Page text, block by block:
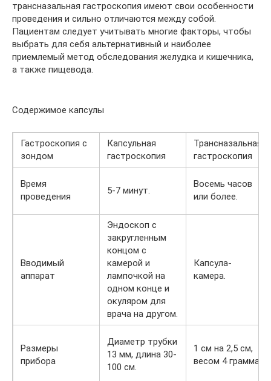
трансназальная гастроскопия имеют свои особенности
проведения и сильно отличаются между собой.
Пациентам следует учитывать многие факторы, чтобы
выбрать для себя альтернативный и наиболее
приемлемый метод обследования желудка и кишечника,
а также пищевода.
Содержимое капсулы
Гастроскопия с
зондом
Капсульная
гастроскопия
Трансназальная
гастроскопия
Время
проведения
5-7 минут.
Восемь часов
или более.
Вводимый
аппарат
Эндоскоп с
закругленным
концом с
камерой и
лампочкой на
одном конце и
окуляром для
врача на другом.
Капсула-
камера.
Размеры
прибора
Диаметр трубки
13 мм, длина 30-
100 см.
1 см на 2,5 см,
весом 4 грамма.